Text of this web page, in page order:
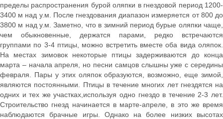
пределы распространения бурой оляпки в гнездовой период 1200-
3400 м над у.м. После гнездования диапазон измеряется от 800 до
3800 м над у.м. Заметно, что в зимний период бурые оляпки чаще,
чем обыкновенные, держатся парами, редко встречаются
группами по 3-4 птицы, можно встретить вместе оба вида оляпок.
На местах зимовок некоторые птицы задерживаются до конца
марта – начала апреля, но песни самцов слышны уже с середины
февраля. Пары у этих оляпок образуются, возможно, еще зимой,
являются постоянными. Птицы в течение многих лет гнездятся на
одних и тех же участках,используя одно гнездо в течение 2-3 лет.
Строительство гнезд начинается в марте-апреле, в это же время
наблюдаются брачные игры. Однако на более низких высотах